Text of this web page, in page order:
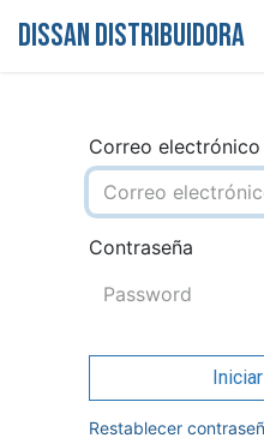
DISSAN DISTRIBUIDORA
Correo electrónico
Contraseña
Restablecer